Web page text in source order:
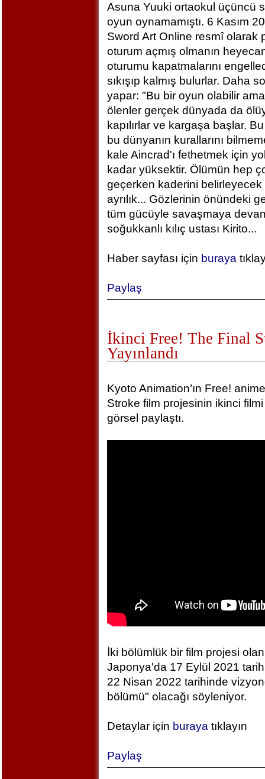
Asuna Yuuki ortaokul üçüncü
oyun oynamamıştı. 6 Kasım
Sword Art Online resmî olarak
oturum açmış olmanın
oturumu kapatmalarını
sıkışıp kalmış bulurlar. Daha
yapar: "Bu bir oyun olabilir
ölenler gerçek dünyada da
kapılırlar ve kargaşa başlar.
bu dünyanın kurallarını
kale Aincrad'ı fethetmek için
kadar yüksektir. Ölümün hep
geçerken kaderini belirleyecek
ayrılık... Gözlerinin önündeki
tüm gücüyle savaşmaya
soğukkanlı kılıç ustası Kirito...
Haber sayfası için buraya
Paylaş
İkinci Free! The Final
Yayınlandı
Kyoto Animation’ın Free!
Stroke film projesinin ikinci
görsel paylaştı.
İki bölümlük bir film projesi
Japonya'da 17 Eylül 2021
22 Nisan 2022 tarihinde
bölümü" olacağı söyleniyor.
Detaylar için buraya tıklayın
Paylaş